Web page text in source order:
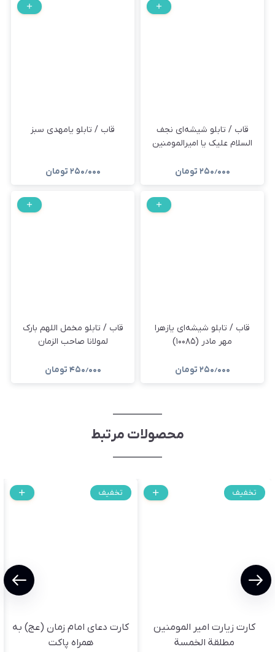
قاب / تابلو شیشه‌ای نجف
السلام علیک یا امیرالمومنین
۲۵۰٫۰۰۰ تومان
قاب / تابلو یامهدی سبز
۲۵۰٫۰۰۰ تومان
قاب / تابلو شیشه‌ای یازهرا
مهر مادر (۱۰۰۸۵)
۲۵۰٫۰۰۰ تومان
قاب / تابلو مخمل اللهم بارک
لمولانا صاحب الزمان
۴۵۰٫۰۰۰ تومان
محصولات مرتبط
تخفیف
کارت زیارت امیر المومنین
مطلقة الخمسة
تخفیف
کارت دعای امام زمان (عج) به
همراه پاکت